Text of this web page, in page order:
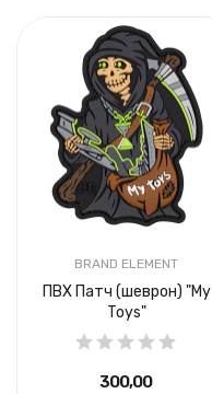
BRAND ELEMENT
ПВХ Патч (шеврон) "My
Toys"
300,00 ₴